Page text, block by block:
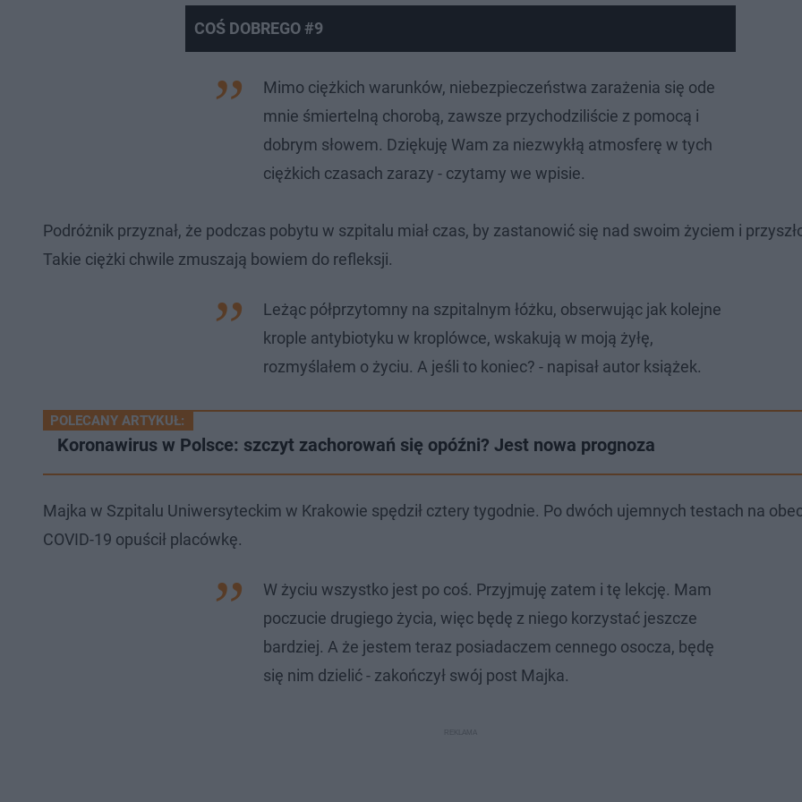
COŚ DOBREGO #9
Mimo ciężkich warunków, niebezpieczeństwa zarażenia się ode
mnie śmiertelną chorobą, zawsze przychodziliście z pomocą i
dobrym słowem. Dziękuję Wam za niezwykłą atmosferę w tych
ciężkich czasach zarazy - czytamy we wpisie.
Podróżnik przyznał, że podczas pobytu w szpitalu miał czas, by zastanowić się nad swoim życiem i
Takie ciężki chwile zmuszają bowiem do refleksji.
Leżąc półprzytomny na szpitalnym łóżku, obserwując jak kolejne
krople antybiotyku w kroplówce, wskakują w moją żyłę,
rozmyślałem o życiu. A jeśli to koniec? - napisał autor książek.
POLECANY ARTYKUŁ:
Koronawirus w Polsce: szczyt zachorowań się opóźni? Jest nowa prognoza
Majka w Szpitalu Uniwersyteckim w Krakowie spędził cztery tygodnie. Po dwóch ujemnych testach na
COVID-19 opuścił placówkę.
W życiu wszystko jest po coś. Przyjmuję zatem i tę lekcję. Mam
poczucie drugiego życia, więc będę z niego korzystać jeszcze
bardziej. A że jestem teraz posiadaczem cennego osocza, będę
się nim dzielić - zakończył swój post Majka.